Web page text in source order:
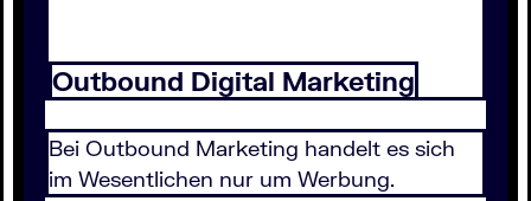
Outbound Digital Marketing
Bei Outbound Marketing handelt es sich
im Wesentlichen nur um Werbung.